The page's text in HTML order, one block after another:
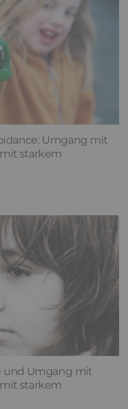
Umgang mit
starkem
und Umgang mit
starkem